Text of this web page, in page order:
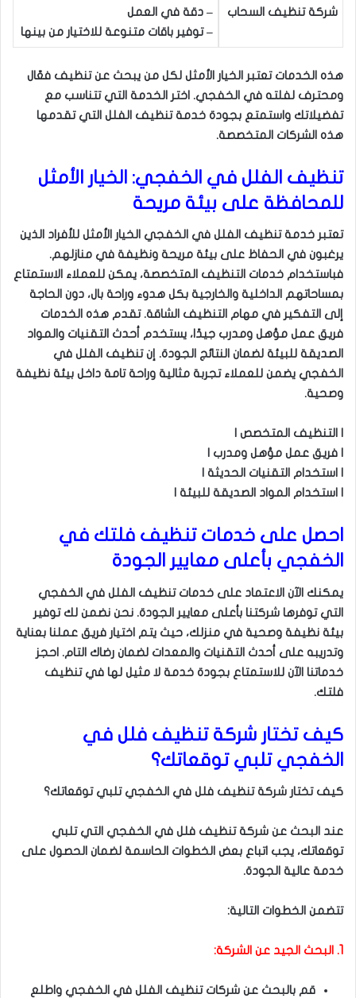
شركة تنظيف السحاب
– دقة في العمل
– توفير باقات متنوعة للاختيار من بينها
هذه الخدمات تعتبر الخيار الأمثل لكل من يبحث عن تنظيف فعّال
ومحترف لفلته في الخفجي. اختر الخدمة التي تتناسب مع
تفضيلاتك واستمتع بجودة خدمة تنظيف الفلل التي تقدمها
هذه الشركات المتخصصة.
تنظيف الفلل في الخفجي: الخيار الأمثل
للمحافظة على بيئة مريحة
تعتبر خدمة تنظيف الفلل في الخفجي الخيار الأمثل للأفراد الذين
يرغبون في الحفاظ على بيئة مريحة ونظيفة في منازلهم.
فباستخدام خدمات التنظيف المتخصصة، يمكن للعملاء الاستمتاع
بمساحاتهم الداخلية والخارجية بكل هدوء وراحة بال، دون الحاجة
إلى التفكير في مهام التنظيف الشاقة. تقدم هذه الخدمات
فريق عمل مؤهل ومدرب جيدًا، يستخدم أحدث التقنيات والمواد
الصديقة للبيئة لضمان النتائج الجودة. إن تنظيف الفلل في
الخفجي يضمن للعملاء تجربة مثالية وراحة تامة داخل بيئة نظيفة
وصحية.
| التنظيف المتخصص |
| فريق عمل مؤهل ومدرب |
| استخدام التقنيات الحديثة |
| استخدام المواد الصديقة للبيئة |
احصل على خدمات تنظيف فلتك في
الخفجي بأعلى معايير الجودة
يمكنك الآن الاعتماد على خدمات تنظيف الفلل في الخفجي
التي توفرها شركتنا بأعلى معايير الجودة. نحن نضمن لك توفير
بيئة نظيفة وصحية في منزلك، حيث يتم اختيار فريق عملنا بعناية
وتدريبه على أحدث التقنيات والمعدات لضمان رضاك التام. احجز
خدماتنا الآن للاستمتاع بجودة خدمة لا مثيل لها في تنظيف
فلتك.
كيف تختار شركة تنظيف فلل في
الخفجي تلبي توقعاتك؟
كيف تختار شركة تنظيف فلل في الخفجي تلبي توقعاتك؟
عند البحث عن شركة تنظيف فلل في الخفجي التي تلبي
توقعاتك، يجب اتباع بعض الخطوات الحاسمة لضمان الحصول على
خدمة عالية الجودة.
تتضمن الخطوات التالية:
1. البحث الجيد عن الشركة:
قم بالبحث عن شركات تنظيف الفلل في الخفجي واطلع